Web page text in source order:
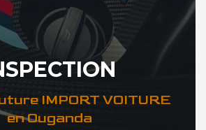
IMPORT VOITURE
en Ouganda